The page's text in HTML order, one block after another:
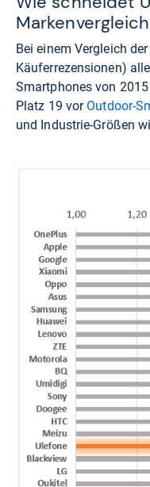
Bei einem Vergleich
Käuferrezensionen)
Smartphones von
Platz 19 vor Outdoor-
und Industrie-Größen